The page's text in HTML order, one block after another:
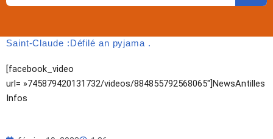
Saint-Claude :Défilé an pyjama .
[facebook_video
url= »745879420131732/videos/884855792568065″]NewsAntilles
Infos